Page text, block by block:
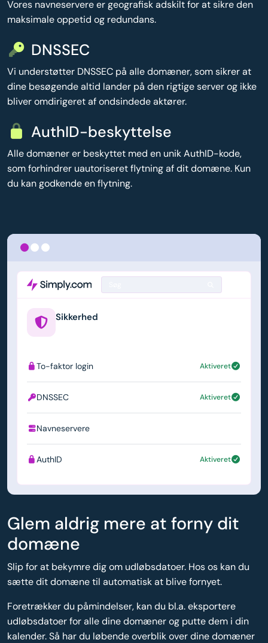
Vores navneservere er geografisk adskilt for at sikre den
maksimale oppetid og redundans.
DNSSEC
Vi understøtter DNSSEC på alle domæner, som sikrer at
dine besøgende altid lander på den rigtige server og ikke
bliver omdirigeret af ondsindede aktører.
AuthID-beskyttelse
Alle domæner er beskyttet med en unik AuthID-kode,
som forhindrer uautoriseret flytning af dit domæne. Kun
du kan godkende en flytning.
Sikkerhed
To-faktor login Aktiveret
DNSSEC Aktiveret
Navneservere
AuthID Aktiveret
Glem aldrig mere at forny dit
domæne
Slip for at bekymre dig om udløbsdatoer. Hos os kan du
sætte dit domæne til automatisk at blive fornyet.
Foretrækker du påmindelser, kan du bl.a. eksportere
udløbsdatoer for alle dine domæner og putte dem i din
kalender. Så har du løbende overblik over dine domæner